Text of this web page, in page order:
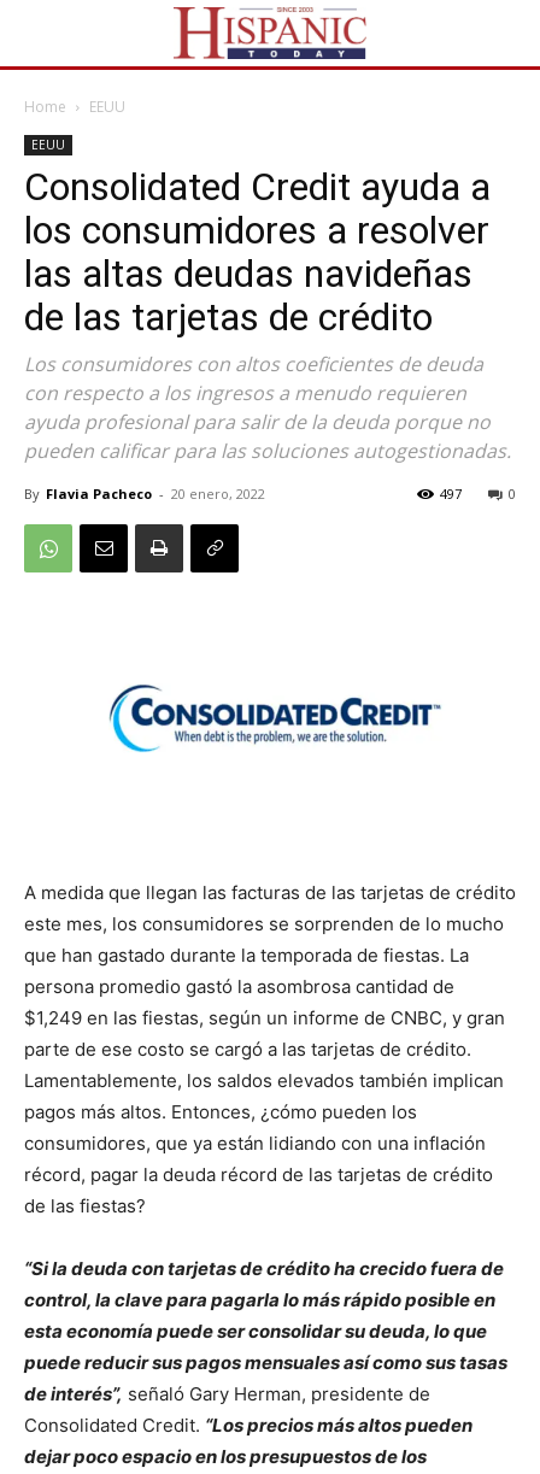
Home EEUU
EEUU
Consolidated Credit ayuda a
los consumidores a resolver
las altas deudas navideñas
de las tarjetas de crédito
Los consumidores con altos coeficientes de deuda
con respecto a los ingresos a menudo requieren
ayuda profesional para salir de la deuda porque no
pueden calificar para las soluciones autogestionadas.
By Flavia Pacheco - 20 enero, 2022 0
497
A medida que llegan las facturas de las tarjetas de crédito
este mes, los consumidores se sorprenden de lo mucho
que han gastado durante la temporada de fiestas. La
persona promedio gastó la asombrosa cantidad de
$1,249 en las fiestas, según un informe de CNBC, y gran
parte de ese costo se cargó a las tarjetas de crédito.
Lamentablemente, los saldos elevados también implican
pagos más altos. Entonces, ¿cómo pueden los
consumidores, que ya están lidiando con una inflación
récord, pagar la deuda récord de las tarjetas de crédito
de las fiestas?
“Si la deuda con tarjetas de crédito ha crecido fuera de
control, la clave para pagarla lo más rápido posible en
esta economía puede ser consolidar su deuda, lo que
puede reducir sus pagos mensuales así como sus tasas
de interés”, señaló Gary Herman, presidente de
Consolidated Credit. “Los precios más altos pueden
dejar poco espacio en los presupuestos de los